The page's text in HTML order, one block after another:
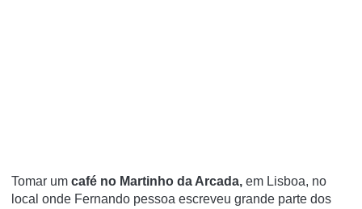
Tomar um café no Martinho da Arcada, em Lisboa, no
local onde Fernando pessoa escreveu grande parte dos